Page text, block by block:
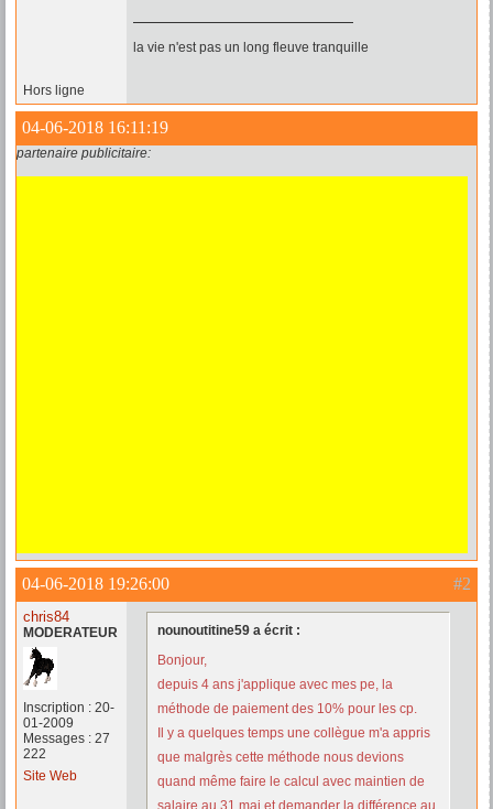
la vie n'est pas un long fleuve tranquille
Hors ligne
04-06-2018 16:11:19
partenaire publicitaire:
#2
04-06-2018 19:26:00
chris84
MODERATEUR
Inscription : 20-
01-2009
Messages : 27
222
Site Web
nounoutitine59 a écrit :
Bonjour,
depuis 4 ans j'applique avec mes pe, la
méthode de paiement des 10% pour les cp.
Il y a quelques temps une collègue m'a appris
que malgrès cette méthode nous devions
quand même faire le calcul avec maintien de
salaire au 31 mai et demander la différence au